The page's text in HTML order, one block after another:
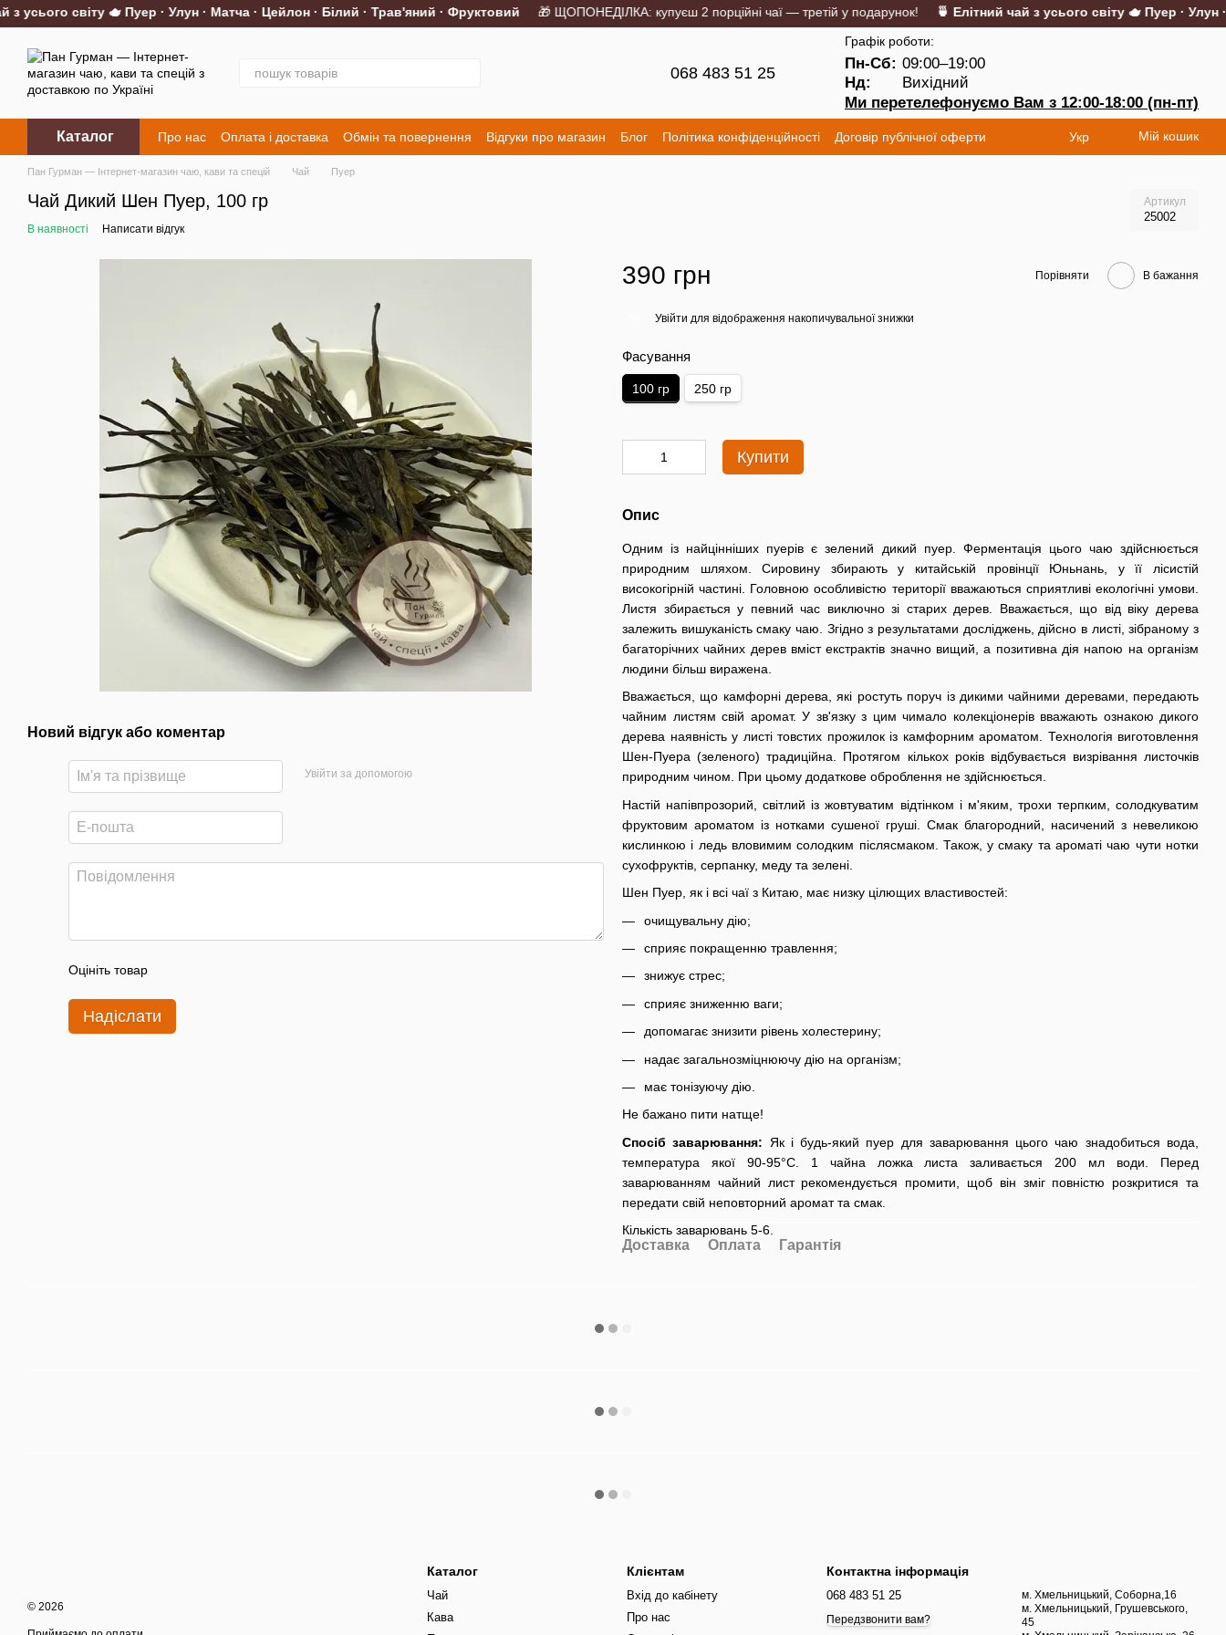
Перейти до основного контенту
світу 🫖 Пуер · Улун · Матча · Цейлон · Білий · Трав'яний · Фруктовий🎁 ЩОПОНЕДІЛКА: купуєш 2 порційні чаї — третій у подарунок!🍵 Елітний чай з усього світу 🫖 Пуер · Улун ·
068 483 51 25
Графік роботи:
Пн-Сб: 09:00–19:00
Нд:
Вихідний
Ми перетелефонуємо Вам з 12:00-18:00 (пн-пт)
Каталог Про нас Оплата і доставка Обмін та повернення Відгуки про магазин Блог Політика конфіденційності
Договір публічної оферти
Контакти
Укр Мій кошик
Пан Гурман — Інтернет-магазин чаю, кави та спецій Чай Пуер
Чай Дикий Шен Пуер, 100 гр Артикул
25002
В наявності Написати відгук
Новий відгук або коментар
Увійти за допомогою
Оцініть товар
Надіслати
390 грн Порівняти В бажання
Увійти для відображення накопичувальної знижки
Фасування
100 гр 250 гр
Купити
Опис
Одним із найцінніших пуерів є зелений дикий пуер. Ферментація цього чаю здійснюється
природним шляхом. Сировину збирають у китайській провінції Юньнань, у її лісистій
високогірній частині. Головною особливістю території вважаються сприятливі екологічні умови.
Листя збирається у певний час виключно зі старих дерев. Вважається, що від віку дерева
залежить вишуканість смаку чаю. Згідно з результатами досліджень, дійсно в листі, зібраному з
багаторічних чайних дерев вміст екстрактів значно вищий, а позитивна дія напою на організм
людини більш виражена.
Вважається, що камфорні дерева, які ростуть поруч із дикими чайними деревами, передають
чайним листям свій аромат. У зв'язку з цим чимало колекціонерів вважають ознакою дикого
дерева наявність у листі товстих прожилок із камфорним ароматом. Технологія виготовлення
Шен-Пуера (зеленого) традиційна. Протягом кількох років відбувається визрівання листочків
природним чином. При цьому додаткове оброблення не здійснюється.
Настій напівпрозорий, світлий із жовтуватим відтінком і м'яким, трохи терпким, солодкуватим
фруктовим ароматом із нотками сушеної груші. Смак благородний, насичений з невеликою
кислинкою і ледь вловимим солодким післясмаком. Також, у смаку та ароматі чаю чути нотки
сухофруктів, серпанку, меду та зелені.
Шен Пуер, як і всі чаї з Китаю, має низку цілющих властивостей:
очищувальну дію;
сприяє покращенню травлення;
знижує стрес;
сприяє зниженню ваги;
допомагає знизити рівень холестерину;
надає загальнозміцнюючу дію на організм;
має тонізуючу дію.
Не бажано пити натще!
Спосіб заварювання: Як і будь-який пуер для заварювання цього чаю знадобиться вода,
температура якої 90-95°С. 1 чайна ложка листа заливається 200 мл води. Перед
заварюванням чайний лист рекомендується промити, щоб він зміг повністю розкритися та
передати свій неповторний аромат та смак.
Кількість заварювань 5-6.
Доставка Оплата Гарантія
© 2026
Каталог
Чай
Кава
Клієнтам
Вхід до кабінету
Про нас
Контактна інформація
068 483 51 25
Передзвонити вам?
м. Хмельницький, Соборна,16
м. Хмельницький, Грушевського,
45